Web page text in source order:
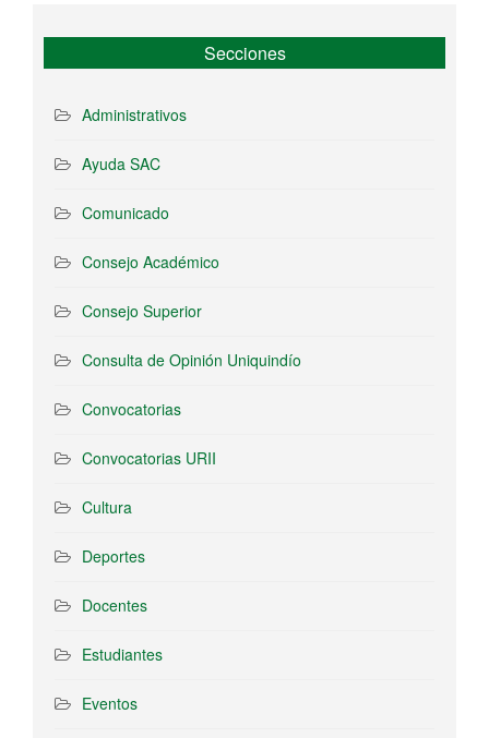
Secciones
Administrativos
Ayuda SAC
Comunicado
Consejo Académico
Consejo Superior
Consulta de Opinión Uniquindío
Convocatorias
Convocatorias URII
Cultura
Deportes
Docentes
Estudiantes
Eventos